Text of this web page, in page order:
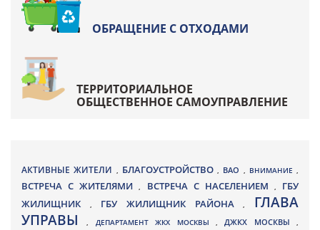
ОБРАЩЕНИЕ С ОТХОДАМИ
ТЕРРИТОРИАЛЬНОЕ
ОБЩЕСТВЕННОЕ САМОУПРАВЛЕНИЕ
АКТИВНЫЕ ЖИТЕЛИ , БЛАГОУСТРОЙСТВО , ВАО , ВНИМАНИЕ ,
ВСТРЕЧА С ЖИТЕЛЯМИ, ВСТРЕЧА С НАСЕЛЕНИЕМ , ГБУ
ЖИЛИЩНИК
, ГБУ ЖИЛИЩНИК РАЙОНА, ГЛАВА
УПРАВЫ, ДЕПАРТАМЕНТ ЖКХ МОСКВЫ ,ДЖКХ МОСКВЫ ,